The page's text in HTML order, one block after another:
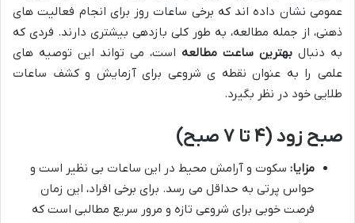
عمومی نشان داده اند که برخی ساعات روز برای انجام فعالیت های
ذهنی، از جمله مطالعه، به طور کلی بازدهی بیشتری دارند. فردی که
به دنبال بهترین ساعت مطالعه است، می تواند این توصیه های
علمی را به عنوان نقطه ی شروعی برای آزمایش و کشف ساعات
طلایی خود در نظر بگیرد.
صبح زود (۴ تا ۷ صبح)
مزایا: سکوت و آرامش محیط در این ساعات بی نظیر است و
حواس پرتی به حداقل می رسد. برای برخی افراد، این زمان
فرصت خوبی برای شروعی تازه و مرور سریع مطالبی است که